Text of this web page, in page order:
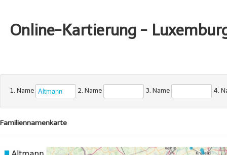
Online-Kartierung -
1. Name 2. Name 3. Name 4.
Familiennamenkarte